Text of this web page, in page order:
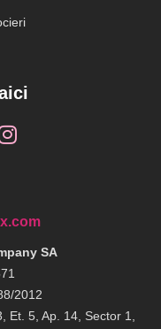
SA
2012
Et. 5, Ap. 14, Sector 1,